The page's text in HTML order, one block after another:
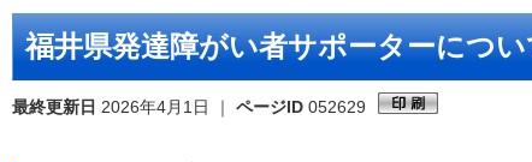
水道・エネルギー
住まい・土地
環境問題・廃棄物対策・リサ
イクル
福井県発達障がい者サポーターにつ
最終更新日 2026年4月1日 ｜ ページID 052629